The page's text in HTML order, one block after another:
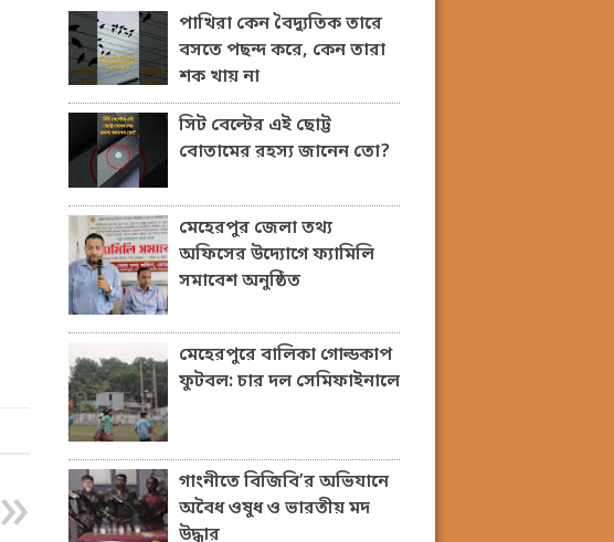
»
পাখিরা কেন বৈদ্যুতিক তারে
বসতে পছন্দ করে, কেন তারা
শক খায় না
সিট বেল্টের এই ছোট্ট
বোতামের রহস্য জানেন তো?
মেহেরপুর জেলা তথ্য
অফিসের উদ্যোগে ফ্যামিলি
সমাবেশ অনুষ্ঠিত
মেহেরপুরে বালিকা গোল্ডকাপ
ফুটবল: চার দল সেমিফাইনালে
গাংনীতে বিজিবি’র অভিযানে
অবৈধ ওষুধ ও ভারতীয় মদ
উদ্ধার